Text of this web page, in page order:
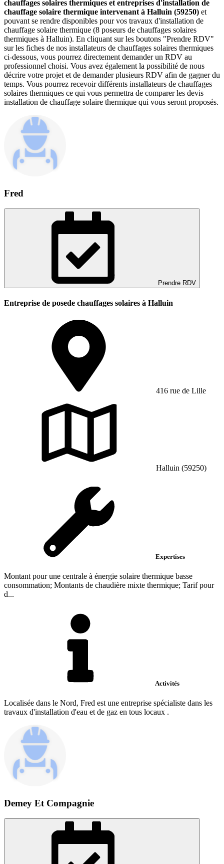
chauffages solaires thermiques et entreprises d'installation de
chauffage solaire thermique intervenant à Halluin (59250) et
pouvant se rendre disponibles pour vos travaux d'installation de
chauffage solaire thermique (8 poseurs de chauffages solaires
thermiques à Halluin). En cliquant sur les boutons "Prendre RDV"
sur les fiches de nos installateurs de chauffages solaires thermiques
ci-dessous, vous pourrez directement demander un RDV au
professionnel choisi. Vous avez également la possibilité de nous
décrire votre projet et de demander plusieurs RDV afin de gagner du
temps. Vous pourrez recevoir différents installateurs de chauffages
solaires thermiques ce qui vous permettra de comparer les devis
installation de chauffage solaire thermique qui vous seront proposés.
Fred
Prendre RDV
Entreprise de posede chauffages solaires à Halluin
416 rue de Lille
Halluin (59250)
Expertises
Montant pour une centrale à énergie solaire thermique basse
consommation; Montants de chaudière mixte thermique; Tarif pour
d...
Activités
Localisée dans le Nord, Fred est une entreprise spécialiste dans les
travaux d'installation d'eau et de gaz en tous locaux .
Demey Et Compagnie